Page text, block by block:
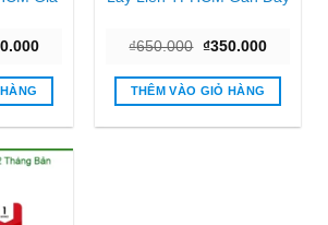
Giá
tại
₫250.000.
₫650.000 Giá
là:
₫650.000.
₫350.000Giá
tại
THÊM VÀO GIỎ HÀNG